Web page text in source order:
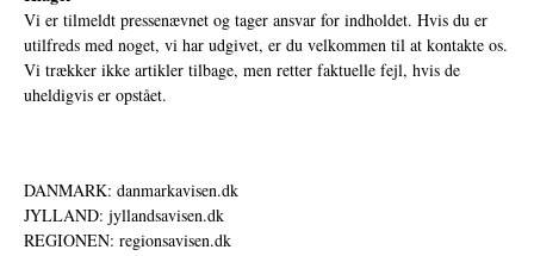
Vi er tilmeldt pressenævnet og tager ansvar for indholdet. Hvis du er
utilfreds med noget, vi har udgivet, er du velkommen til at kontakte os.
Vi trækker ikke artikler tilbage, men retter faktuelle fejl, hvis de
uheldigvis er opstået.
DANMARK: danmarkavisen.dk
JYLLAND: jyllandsavisen.dk
REGIONEN: regionsavisen.dk